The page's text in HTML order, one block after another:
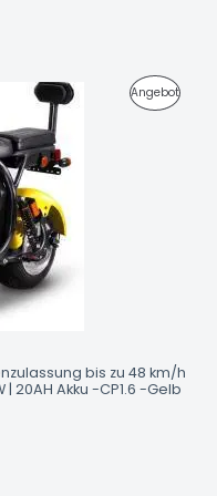
O
AngebotP
A
bis zu 48 km/h
20AH Akku -CP1.6 -Gelb